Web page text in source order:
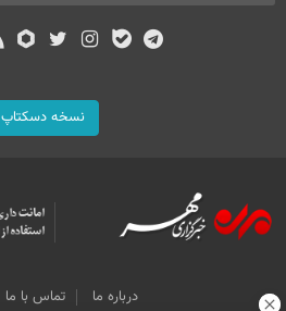
نسخه دسکتاپ
درباره ما تماس با ما